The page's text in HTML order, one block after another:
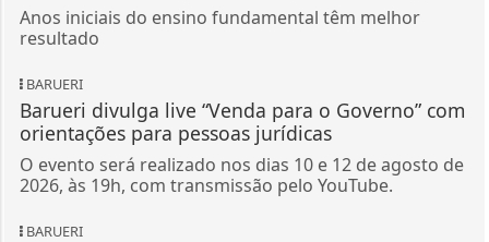
Anos iniciais do ensino fundamental têm melhor
resultado
BARUERI
Barueri divulga live “Venda para o Governo” com
orientações para pessoas jurídicas
O evento será realizado nos dias 10 e 12 de agosto de
2026, às 19h, com transmissão pelo YouTube.
BARUERI